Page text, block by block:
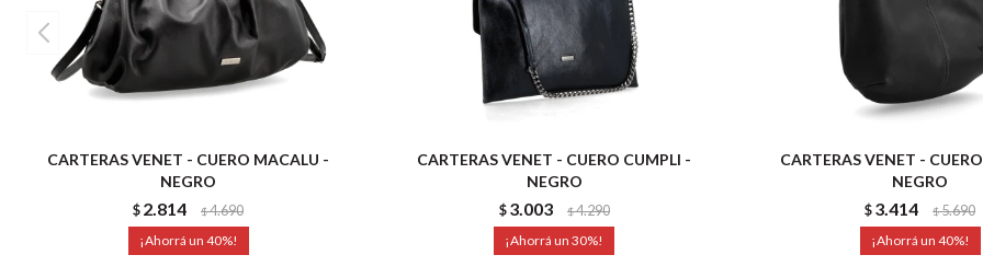
CARTERAS VENET - CUERO MACALU -
NEGRO
$2.814 $4.690
40
CARTERAS VENET - CUERO CUMPLI -
NEGRO
$ 3.003 $4.290
30
CARTERAS VENET -
NEGRO
$3.414 $5.690
40